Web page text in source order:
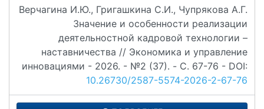
Верчагина И.Ю., Григашкина С.И., Чупрякова А.Г.
Значение и особенности реализации
деятельностной кадровой технологии –
наставничества // Экономика и управление
инновациями - 2026. - №2 (37). - C. 67-76 - DOI:
10.26730/2587-5574-2026-2-67-76